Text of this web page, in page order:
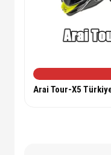
Arai Tour-X5